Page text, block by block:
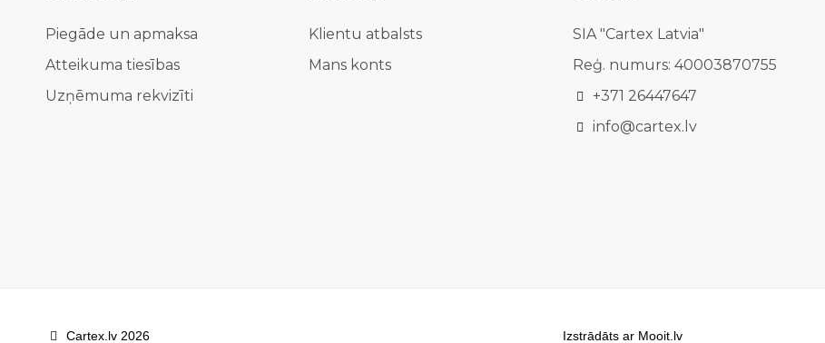
Piegāde un apmaksa
Atteikuma tiesības
Uzņēmuma rekvizīti
Klientu atbalsts
Mans konts
SIA "Cartex Latvia"
Reģ. numurs: 40003870755
+371 26447647
info@cartex.lv
Cartex.lv 2026 Izstrādāts ar Mooit.lv